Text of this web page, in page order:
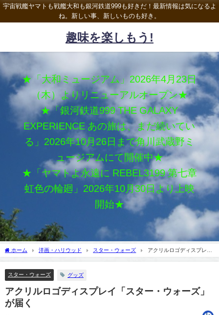
宇宙戦艦ヤマトも戦艦大和も銀河鉄道999も好きだ！最新情報は気になるよ
ね。新しい事、新しいものも好き。
趣味を楽しもう!
★「大和ミュージアム」2026年4月23日
（木）よりリニューアルオープン★
★「銀河鉄道999 THE GALAXY
EXPERIENCE あの旅は、まだ続いてい
る」2026年10月26日まで角川武蔵野ミ
ュージアムにて開催中★
★「ヤマトよ永遠に REBEL3199 第七章
虹色の輪廻」2026年10月30日より上映
開始★
ホーム 洋画・ハリウッド スター・ウォーズ
アクリルロゴディスプレイ
スター・ウォーズ グッズ
アクリルロゴディスプレイ「スター・ウォーズ」
が届く